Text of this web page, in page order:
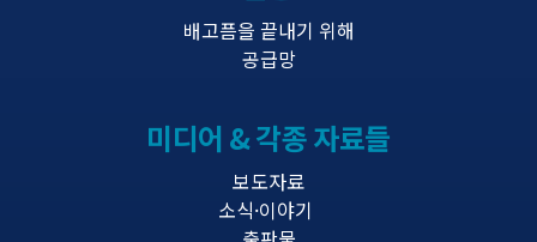
배고픔을 끝내기 위해
공급망
미디어 & 각종 자료들
보도자료
소식·이야기